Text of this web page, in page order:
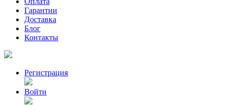
Гарантии
Доставка
Блог
Контакты
Регистрация
Войти